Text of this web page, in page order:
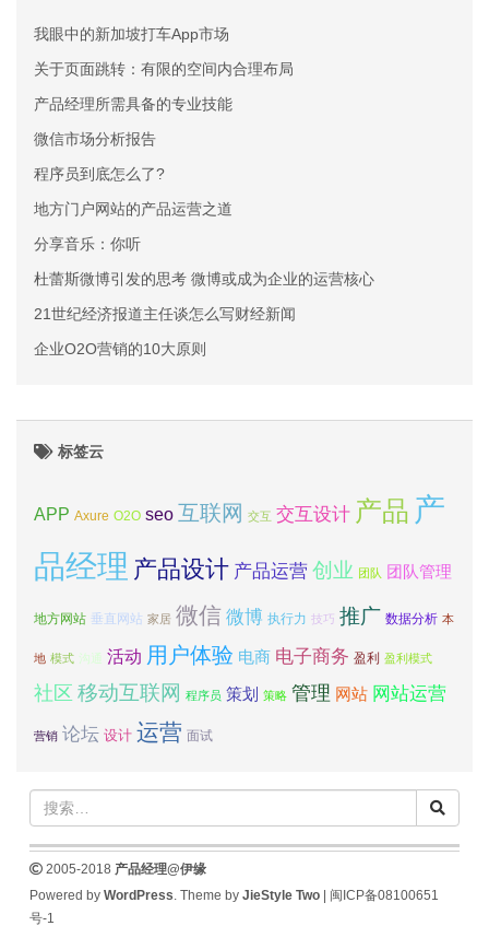
我眼中的新加坡打车App市场
关于页面跳转：有限的空间内合理布局
产品经理所需具备的专业技能
微信市场分析报告
程序员到底怎么了?
地方门户网站的产品运营之道
分享音乐：你听
杜蕾斯微博引发的思考 微博或成为企业的运营核心
21世纪经济报道主任谈怎么写财经新闻
企业O2O营销的10大原则
标签云
APP Axure O2O seo 互联网 交互 交互设计 产品 产
品经理 产品设计 产品运营 创业 团队 团队管理
地方网站 垂直网站 家居 微信 微博 执行力 技巧 推广 数据分析 本
地 模式 沟通 活动 用户体验 电商 电子商务 盈利 盈利模式
社区 移动互联网 程序员 策划 策略 管理 网站 网站运营
营销 论坛 设计 运营 面试
2005-2018 产品经理@伊缘
Powered by WordPress. Theme by JieStyle Two| 闽ICP备08100651
号-1